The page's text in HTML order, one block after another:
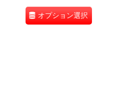
オプション選択